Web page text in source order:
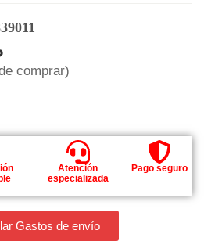
comprar)
Atención
especializada
Pago seguro
Gastos de envío